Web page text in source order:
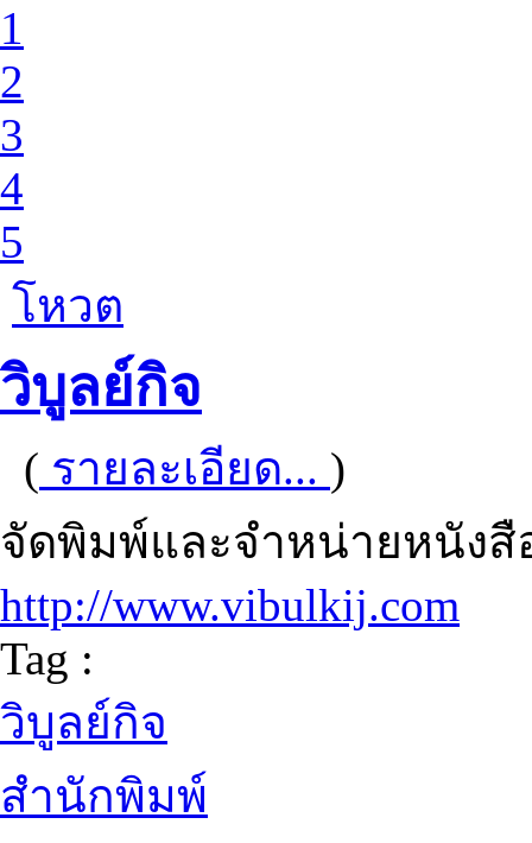
1
2
3
4
5
โหวต
วิบูลย์กิจ
( รายละเอียด... )
จัดพิมพ์และจำหน่ายหนัง
http://www.vibulkij.com
Tag :
วิบูลย์กิจ
สำนักพิมพ์